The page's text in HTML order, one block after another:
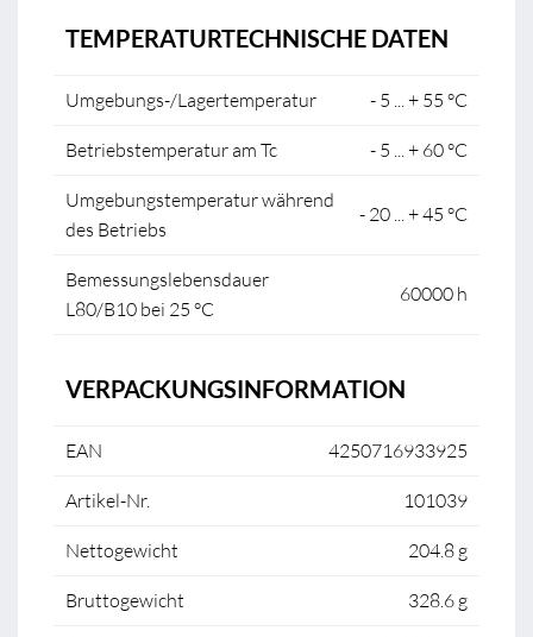
TEMPERATURTECHNISCHE DATEN
Umgebungs-/Lagertemperatur - 5 ... + 55 °C
Betriebstemperatur am Tc - 5 ... + 60 °C
Umgebungstemperatur während
des Betriebs
- 20 ... + 45 °C
Bemessungslebensdauer
L80/B10 bei 25 °C
60000 h
VERPACKUNGSINFORMATION
EAN 4250716933925
Artikel-Nr. 101039
Nettogewicht 204.8 g
Bruttogewicht 328.6 g